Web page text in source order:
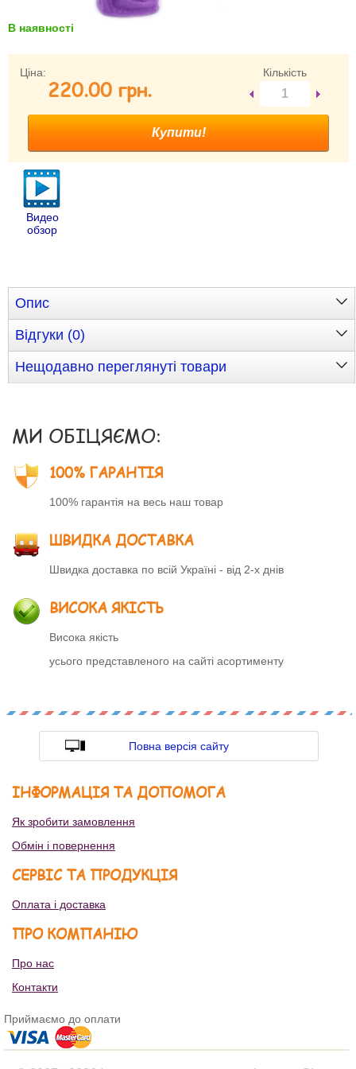
Забули свій пароль?
Зареєструватися
В наявності
Ціна:
220.00 грн.
Кількість
Видео
обзор
Опис
Відгуки (0)
Нещодавно переглянуті товари
МИ ОБІЦЯЄМО:
100% ГАРАНТІЯ
100% гарантія на весь наш товар
ШВИДКА ДОСТАВКА
Швидка доставка по всій Україні - від 2-х днів
ВИСОКА ЯКІСТЬ
Висока якість
усього представленого на сайті асортименту
Повна версія сайту
ІНФОРМАЦІЯ ТА ДОПОМОГА
Як зробити замовлення
Обмін і повернення
СЕРВІС ТА ПРОДУКЦІЯ
Оплата і доставка
ПРО КОМПАНІЮ
Про нас
Контакти
Приймаємо до оплати